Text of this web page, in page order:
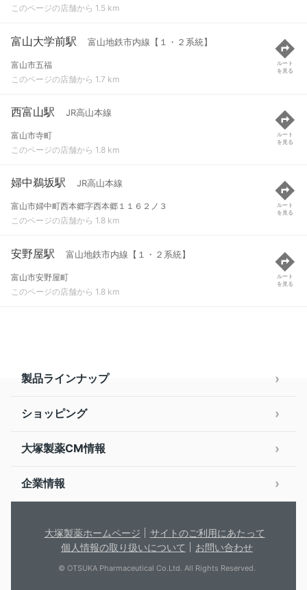
このページの店舗から 1.5 km
富山大学前駅 富山地鉄市内線【１・２系統】
富山市五福
このページの店舗から 1.7 km
ルート
を見る
西富山駅 JR高山本線
富山市寺町
このページの店舗から 1.8 km
ルート
を見る
婦中鵜坂駅 JR高山本線
富山市婦中町西本郷字西本郷１１６２ノ３
このページの店舗から 1.8 km
ルート
を見る
安野屋駅 富山地鉄市内線【１・２系統】
富山市安野屋町
このページの店舗から 1.8 km
ルート
を見る
製品ラインナップ
ショッピング
大塚製薬CM情報
企業情報
大塚製薬ホームページ
サイトのご利用にあたって
個人情報の取り扱いについて
お問い合わせ
© OTSUKA Pharmaceutical Co.Ltd. All Rights Reserved.